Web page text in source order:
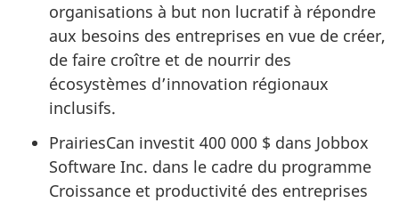
organisations à but non lucratif à répondre
aux besoins des entreprises en vue de créer,
de faire croître et de nourrir des
écosystèmes d’innovation régionaux
inclusifs.
PrairiesCan investit 400 000 $ dans Jobbox
Software Inc. dans le cadre du programme
Croissance et productivité des entreprises